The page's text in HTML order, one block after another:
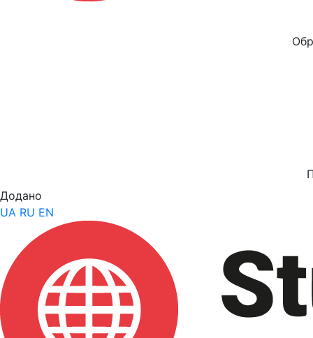
Додано
UA RU EN